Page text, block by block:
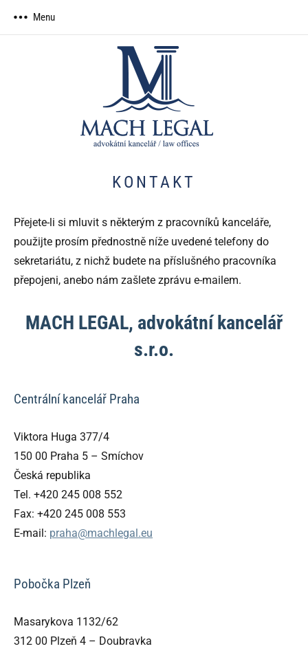
Menu
KONTAKT
Přejete-li si mluvit s některým z pracovníků kanceláře,
použijte prosím přednostně níže uvedené telefony do
sekretariátu, z nichž budete na příslušného pracovníka
přepojeni, anebo nám zašlete zprávu e-mailem.
MACH LEGAL, advokátní kancelář
s.r.o.
Centrální kancelář Praha
Viktora Huga 377/4
150 00 Praha 5 – Smíchov
Česká republika
Tel. +420 245 008 552
Fax: +420 245 008 553
E-mail: praha@machlegal.eu
Pobočka Plzeň
Masarykova 1132/62
312 00 Plzeň 4 – Doubravka